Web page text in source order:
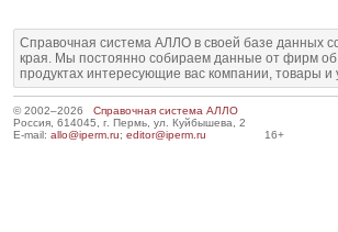
Справочная система АЛЛО в своей базе данных
края. Мы постоянно собираем данные от фирм об
продуктах интересующие вас компании, товары
© 2002–2026 Справочная система АЛЛО
Россия, 614045, г. Пермь, ул. Куйбышева, 2
E-mail: allo@iperm.ru; editor@iperm.ru 16+